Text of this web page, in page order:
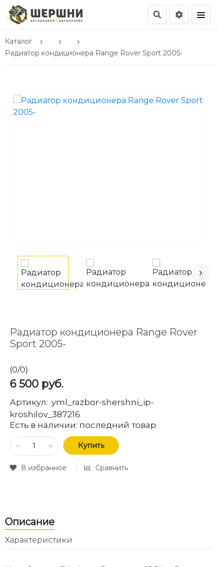
Каталог
Радиатор кондиционера Range Rover Sport 2005-
Радиатор кондиционера Range Rover
Sport 2005-
(0/0)
6 500 руб.
Артикул: yml_razbor-shershni_ip-
kroshilov_387216
Есть в наличии: последний товар
Купить
В избранное Сравнить
Описание
Характеристики